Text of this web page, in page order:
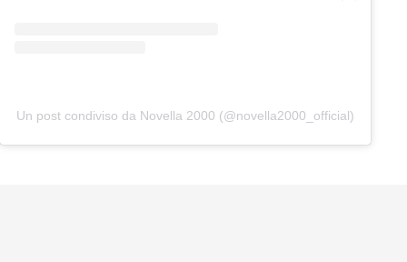
Un post condiviso da Novella 2000 (@novella2000_official)